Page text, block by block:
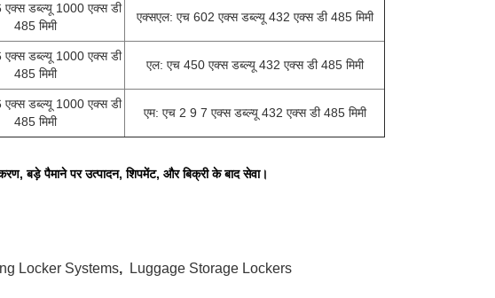
डब्ल्यू 1000 एक्स डी
485 मिमी
एक्सएल: एच 602 एक्स डब्ल्यू 432 एक्स डी 485 मिमी
डब्ल्यू 1000 एक्स डी
485 मिमी
एल: एच 450 एक्स डब्ल्यू 432 एक्स डी 485 मिमी
डब्ल्यू 1000 एक्स डी
485 मिमी
एम: एच 2 9 7 एक्स डब्ल्यू 432 एक्स डी 485 मिमी
बड़े पैमाने पर उत्पादन, शिपमेंट, और बिक्री के बाद सेवा।
Locker Systems, Luggage Storage Lockers